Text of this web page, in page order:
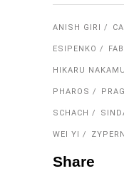
ANISH GIRI
ESIPENKO
HIKARU
PHAROS
SCHACH
WEI YI ZYPERN
Share